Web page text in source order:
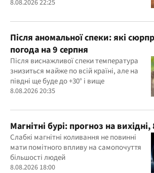
належним чином про дату та місце
8.08.2026 22:25
Після аномальної спеки: які
погода на 9 серпня
Після виснажливої спеки температура
знизиться майже по всій країні, але на
півдні ще буде до +30° і вище
8.08.2026 20:35
Магнітні бурі: прогноз на
Слабкі магнітні коливання не повинні
мати помітного впливу на самопочуття
більшості людей
8.08.2026 18:00